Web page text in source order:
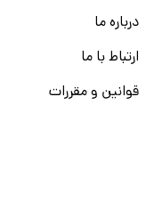
درباره ما
ارتباط با ما
قوانین و مقررات